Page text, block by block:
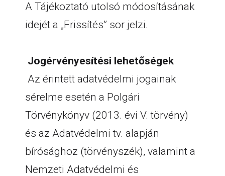
A Tájékoztató utolsó módosításának
idejét a „Frissítés” sor jelzi.
Jogérvényesítési lehetőségek
Az érintett adatvédelmi jogainak
sérelme esetén a Polgári
Törvénykönyv (2013. évi V. törvény)
és az Adatvédelmi tv. alapján
bírósághoz (törvényszék), valamint a
Nemzeti Adatvédelmi és